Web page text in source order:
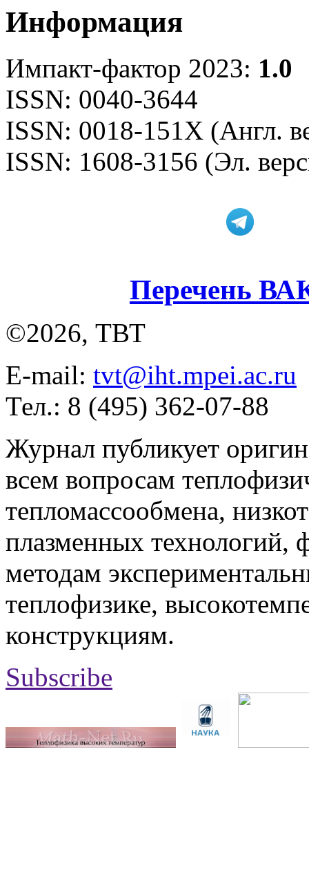
Информация
Импакт-фактор 2023: 1.0
ISSN: 0040-3644
ISSN: 0018-151X (Англ.
ISSN: 1608-3156 (Эл.
Перечень
©2026, ТВТ
E-mail: tvt@iht.mpei.ac.ru
Тел.: 8 (495) 362-07-88
Журнал публикует
всем вопросам
тепломассообмена,
плазменных технологий,
методам
теплофизике,
конструкциям.
Subscribe